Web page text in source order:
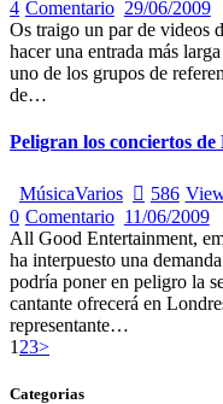
4 Comentario 29/06/2009
Os traigo un par de videos
hacer una entrada más
uno de los grupos de
de…
Peligran los conciertos
MúsicaVarios 586
0 Comentario 11/06/2009
All Good Entertainment,
ha interpuesto una
podría poner en peligro la
cantante ofrecerá en
representante…
Paginación
de
Page
1 Page
2Page
3>
Categorias